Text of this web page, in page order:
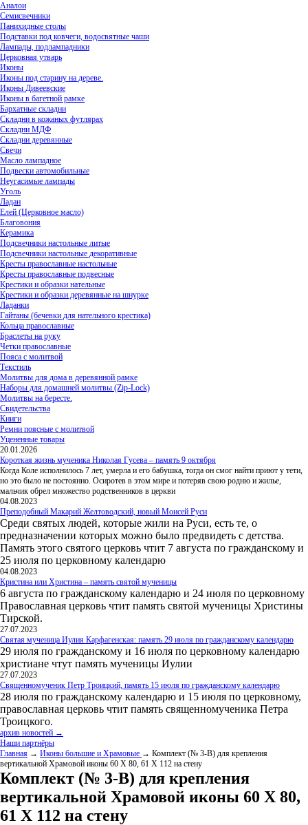
Аналои
Семисвечники
Панихидные столы
Подставки под ковчеги, водосвятные чаши
Лампады, подлампадники
Церковная утварь
Иконы
Иконы под старину на дереве.
Иконы Дивеевские
Иконы в багетной рамке
Бархатные складни
Складни в кожаных футлярах
Складни МДФ
Складни деревянные
Свечи
Масло лампадное
Подвески автомобильные
Неугасимые лампады
Уголь
Ладан
Елей (Церковное масло)
Благовония
Керамика
Подсвечники настольные литые
Подсвечники настольные декоративные
Кресты православные настольные
Кресты православные подвесные
Крестики и образки нательные
Крестики и образки деревянные на шнурке
Ладанки
Гайтаны (бечевки для нательного крестика)
Кольца православные
Браслеты на руку
Четки православные
Пояса с молитвой
Текстиль
Молитвы для дома в деревянной рамке
Наборы для домашней молитвы (Zip-Lock)
Молитвы на бересте.
Свидетельства
Книги
Ремни поясные с молитвой
Уцененные товары
20.01.2026
Короткая жизнь мученика Николая Гусева – память 9 октября
Когда Коле исполнилось 7 лет, умерла и его бабушка, тогда он смог найти приют у тети,
но это было не постоянно. Осиротев в этом мире и потеряв свою родню и жилье,
мальчик обрел множество родственников в церкви
04.08.2023
Преподобный Макарий Желтоводский, новый Моисей Руси
Среди святых людей, которые жили на Руси, есть те, о
предназначении которых можно было предвидеть с детства.
Память этого святого церковь чтит 7 августа по гражданскому и
25 июля по церковному календарю
04.08.2023
Кристина или Христина – память святой мученицы
6 августа по гражданскому календарю и 24 июля по церковному
Православная церковь чтит память святой мученицы Христины
Тирской.
27.07.2023
Святая мученица Иулия Карфагенская: память 29 июля по гражданскому календарю
29 июля по гражданскому и 16 июля по церковному календарю
христиане чтут память мученицы Иулии
27.07.2023
Священномученик Петр Троицкий, память 15 июля по гражданскому календарю
28 июля по гражданскому календарю и 15 июля по церковному,
православная церковь чтит память священномученика Петра
Троицкого.
архив новостей →
Наши партнёры
Главная → Иконы большие и Храмовые → Комплект (№ 3-В) для крепления
вертикальной Храмовой иконы 60 Х 80, 61 Х 112 на стену
Комплект (№ 3-В) для крепления
вертикальной Храмовой иконы 60 Х 80,
61 Х 112 на стену